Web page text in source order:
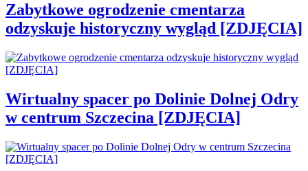
Zabytkowe ogrodzenie cmentarza
odzyskuje historyczny wygląd [ZDJĘCIA]
Wirtualny spacer po Dolinie Dolnej Odry
w centrum Szczecina [ZDJĘCIA]